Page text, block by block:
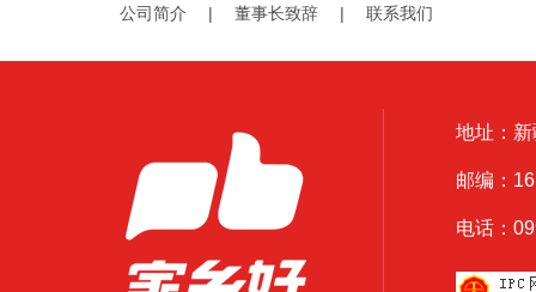
公司简介 | 董事长致辞 | 联系我们
地址：
邮编：
电话：